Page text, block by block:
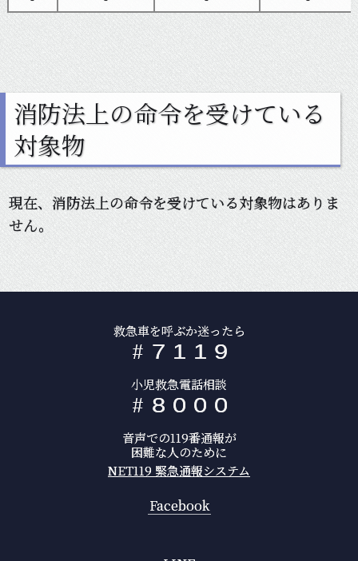
消防法上の命令を受けている
対象物
現在、消防法上の命令を受けている対象物はありま
せん。
救急車を呼ぶか迷ったら
# 7 1 1 9
小児救急電話相談
# 8 0 0 0
音声での119番通報が
困難な人のために
NET119 緊急通報システム
Facebook